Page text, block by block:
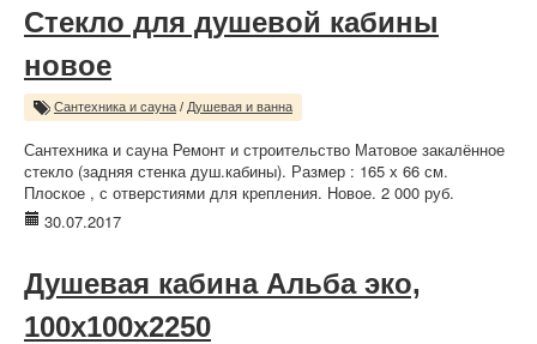
Стекло для душевой кабины
новое
Сантехника и сауна / Душевая и ванна
Сантехника и сауна Ремонт и строительство Матовое закалённое
стекло (задняя стенка душ.кабины). Размер : 165 х 66 см.
Плоское , с отверстиями для крепления. Новое. 2 000 руб.
30.07.2017
Душевая кабина Альба эко,
100х100х2250